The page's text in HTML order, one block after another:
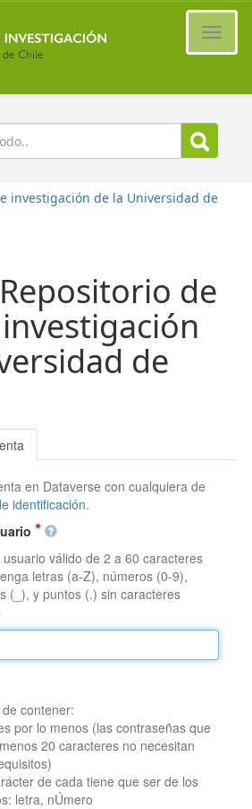
investigación de la Universidad de
de
de
en Dataverse con cualquiera de
identificación.
válido de 2 a 60 caracteres
letras (a-Z), números (0-9),
(_), y puntos (.) sin caracteres
contener:
por lo menos (las contraseñas que
20 caracteres no necesitan
de cada tiene que ser de los
letra, nÚmero